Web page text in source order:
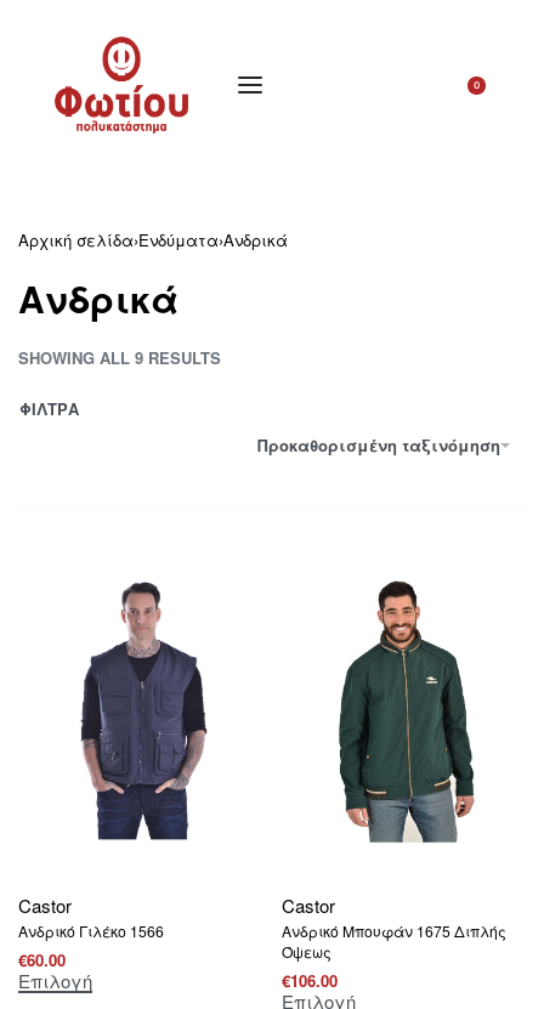
0
Αρχική σελίδα›Ενδύματα›Ανδρικά
Ανδρικά
SHOWING ALL 9 RESULTS
Προκαθορισμένη ταξινόμηση
ΦΙΛΤΡΑ
Castor
Ανδρικό Γιλέκο 1566
€60.00
Επιλογή
Castor
Ανδρικό Μπουφάν 1675 Διπλής
Όψεως
€106.00
Επιλογή